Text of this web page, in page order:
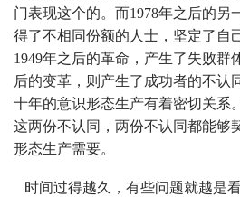
门表现这个的。而1978年之后的另
得了不相同份额的人士，坚定了自
1949年之后的革命，产生了失败群
后的变革，则产生了成功者的不认
十年的意识形态生产有着密切关系
这两份不认同，两份不认同都能够
形态生产需要。
时间过得越久，有些问题就越是